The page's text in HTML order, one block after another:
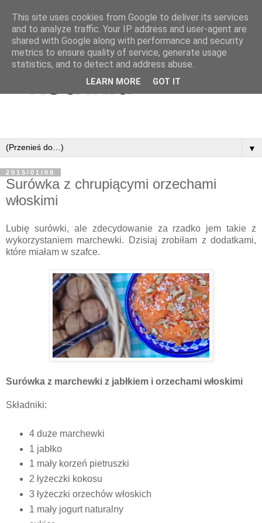
▼
2015/01/08
Surówka z chrupiącymi orzechami
włoskimi
Lubię surówki, ale zdecydowanie za rzadko jem takie z
wykorzystaniem marchewki. Dzisiaj zrobiłam z dodatkami,
które miałam w szafce.
Surówka z marchewki z jabłkiem i orzechami włoskimi
Składniki:
4 duże marchewki
1 jabłko
1 mały korzeń pietruszki
2 łyżeczki kokosu
3 łyżeczki orzechów włoskich
1 mały jogurt naturalny
This site uses cookies from Google to deliver its services
and to analyze traffic. Your IP address and user-agent are
shared with Google along with performance and security
metrics to ensure quality of service, generate usage
statistics, and to detect and address abuse.
LEARN MORE GOT IT